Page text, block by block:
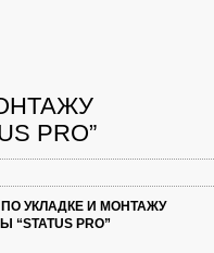
PRO”
УКЛАДКЕ И МОНТАЖУ
PRO”